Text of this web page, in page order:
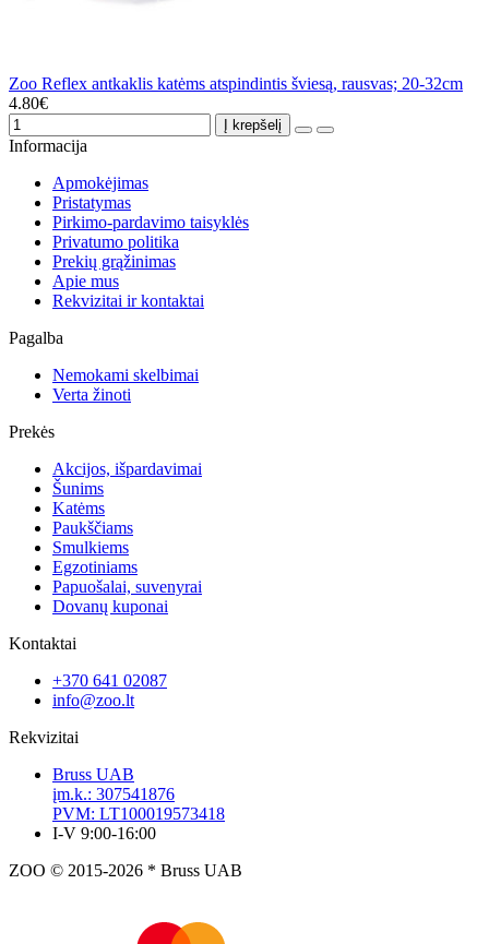
Zoo Reflex antkaklis katėms atspindintis šviesą, rausvas; 20-32cm
4.80€
Į krepšelį
Informacija
Apmokėjimas
Pristatymas
Pirkimo-pardavimo taisyklės
Privatumo politika
Prekių grąžinimas
Apie mus
Rekvizitai ir kontaktai
Pagalba
Nemokami skelbimai
Verta žinoti
Prekės
Akcijos, išpardavimai
Šunims
Katėms
Paukščiams
Smulkiems
Egzotiniams
Papuošalai, suvenyrai
Dovanų kuponai
Kontaktai
+370 641 02087
info@zoo.lt
Rekvizitai
Bruss UAB
įm.k.: 307541876
PVM: LT100019573418
I-V 9:00-16:00
ZOO © 2015-2026 * Bruss UAB